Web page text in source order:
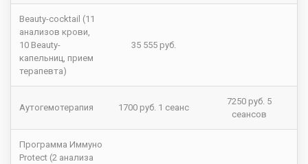
Beauty-cocktail (11
анализов крови,
10 Beauty-
капельниц, прием
терапевта)
35 555 руб.
Аутогемотерапия 1700 руб. 1 сеанс
7250 руб. 5
сеансов
Программа Иммуно
Protect (2 анализа